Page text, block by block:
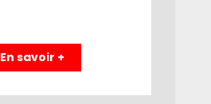
En savoir +